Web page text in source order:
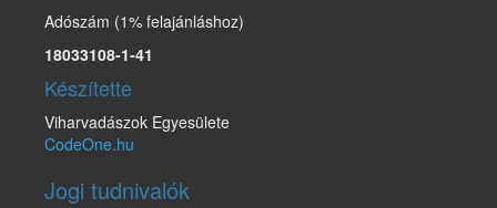
Adószám (1% felajánláshoz)
18033108-1-41
Készítette
Viharvadászok Egyesülete
CodeOne.hu
Jogi tudnivalók